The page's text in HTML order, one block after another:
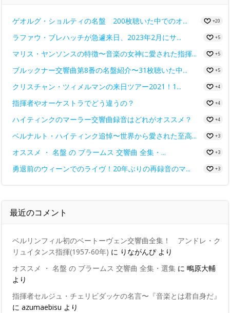
ゲオルグ・ショルティの名盤 200枚聴いた中でのオ... +20
ラファウ・ブレハッチが急遽来日、2023年2月にサ... +5
マリス・ヤンソンスの特徴〜音楽の女神に愛された指揮... +5
ブルックナー交響曲第8番の名盤紹介〜31枚聴いた中... +5
クリスチャン・ツィメルマンの来日ツアー2021！1... +4
指揮者やオーケストラでどう違うの？ +4
ハイティンクのマーラー交響曲録音はどれがオススメ？ +4
ベルナルト・ハイティンク追悼〜世界から愛された至高... +3
オススメ ・ 名盤 の ブラームス 交響曲 全集・... +3
勇退前のウィーンでのライヴ！20年ぶりの再録音のマ... +3
最近のコメント
ベルリンフィル初のベートーヴェン交響曲全集！ アンドレ・ク
リュイタンス指揮(1957-60年) に りながんぴより
オススメ ・ 名盤 の ブラームス 交響曲 全集・選集 に 鴫原大輔
より
指揮者セルジュ・チェリビダッケの名言〜『音楽とは君自身だ』
に azumaebisu より